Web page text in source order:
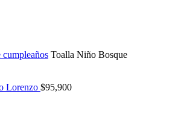
cumpleaños Toalla Niño Bosque
Lorenzo $95,900